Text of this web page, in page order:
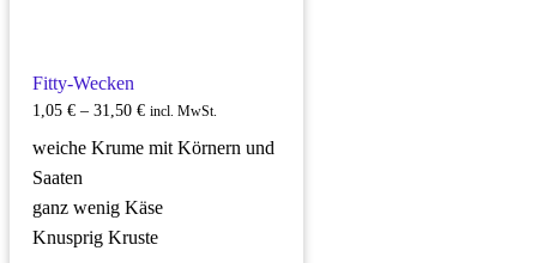
Fitty-Wecken
1,05 € – 31,50 € incl. MwSt.
weiche Krume mit Körnern und
Saaten
ganz wenig Käse
Knusprig Kruste